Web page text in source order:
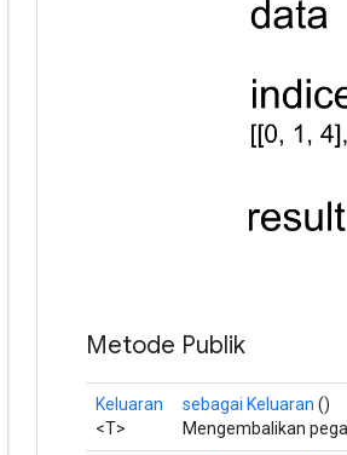
Metode Publik
Keluaran
<T>
sebagai Keluaran ()
Mengembalikan